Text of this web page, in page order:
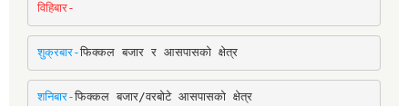
विहिबार-
शुक्रबार-फिक्कल बजार र आसपासको क्षेत्र
शनिबार-फिक्कल बजार/वरबोटे आसपासको क्षेत्र